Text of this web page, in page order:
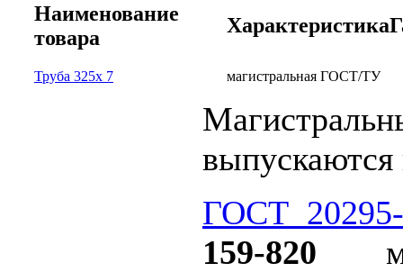
Наименование
товара
Характеристика
Труба 325х 7 магистральная ГОСТ/ТУ
выпускаются
ГОСТ
159-820